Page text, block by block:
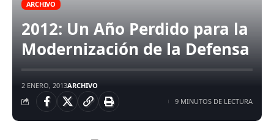
ARCHIVO
2012: Un Año Perdido para la
Modernización de la Defensa
2 ENERO, 2013ARCHIVO
9 MINUTOS DE LECTURA